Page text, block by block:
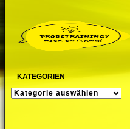
KATEGORIEN
KATEGORIEN